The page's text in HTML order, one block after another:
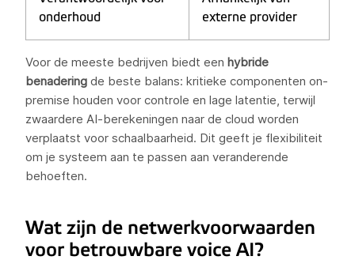
onderhoud
externe provider
Voor de meeste bedrijven biedt een hybride
benadering de beste balans: kritieke componenten on-
premise houden voor controle en lage latentie, terwijl
zwaardere AI-berekeningen naar de cloud worden
verplaatst voor schaalbaarheid. Dit geeft je flexibiliteit
om je systeem aan te passen aan veranderende
behoeften.
Wat zijn de netwerkvoorwaarden
voor betrouwbare voice AI?